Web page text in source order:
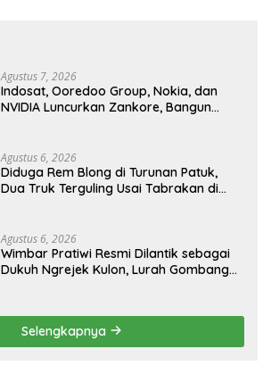
Agustus 7, 2026
Indosat, Ooredoo Group, Nokia, dan
NVIDIA Luncurkan Zankore, Bangun
Agustus 6, 2026
Diduga Rem Blong di Turunan Patuk,
Dua Truk Terguling Usai Tabrakan di
Agustus 6, 2026
Wimbar Pratiwi Resmi Dilantik sebagai
Dukuh Ngrejek Kulon, Lurah Gombang
Selengkapnya